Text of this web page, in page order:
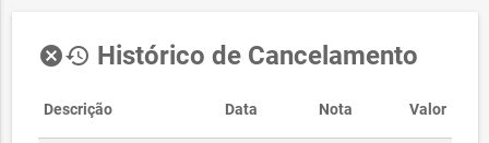
cancelhistory Histórico de Cancelamento
Descrição Data Nota Valor